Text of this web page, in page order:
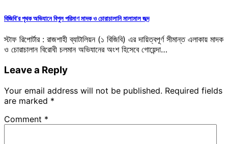
বিজিবি’র পৃথক অভিযানে বিপুল পরিমাণ মাদক ও চোরাচালানি মালামাল জব্দ
স্টাফ রিপোর্টার : রাজশাহী ব্যাটালিয়ন (১ বিজিবি) এর দায়িত্বপূর্ণ সীমান্ত এলাকায় মাদক
ও চোরাচালান বিরোধী চলমান অভিযানের অংশ হিসেবে গোয়েন্দা…
Leave a Reply
Your email address will not be published. Required fields
are marked *
Comment *